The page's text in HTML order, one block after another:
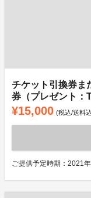
チケット引換券ま
券（プレゼント：
¥15,000 (税込/送料
ご提供予定時期：2021